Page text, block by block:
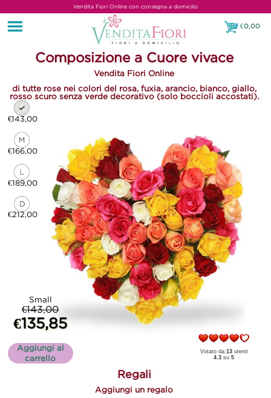
Vendita Fiori Online con consegna a domicilio
€0,00
€0,00
Composizione a Cuore vivace
Vendita Fiori Online
di tutte rose nei colori del rosa, fuxia, arancio, bianco, giallo,
rosso scuro senza verde decorativo (solo boccioli accostati).
€143,00
€166,00
€189,00
€212,00
Small
€143,00
€135,85
Aggiungi al
carrello
Votato da:13utenti
4.3 su5
Regali
Aggiungi un regalo